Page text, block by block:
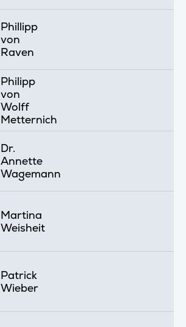
Phillipp
von
Raven
Philipp
von
Wolff
Metternich
Dr.
Annette
Wagemann
Martina
Weisheit
Patrick
Wieber